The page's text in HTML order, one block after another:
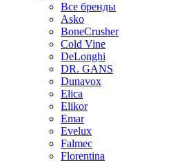
Все бренды
Asko
BoneCrusher
Cold Vine
DeLonghi
DR. GANS
Dunavox
Elica
Elikor
Emar
Evelux
Falmec
Florentina